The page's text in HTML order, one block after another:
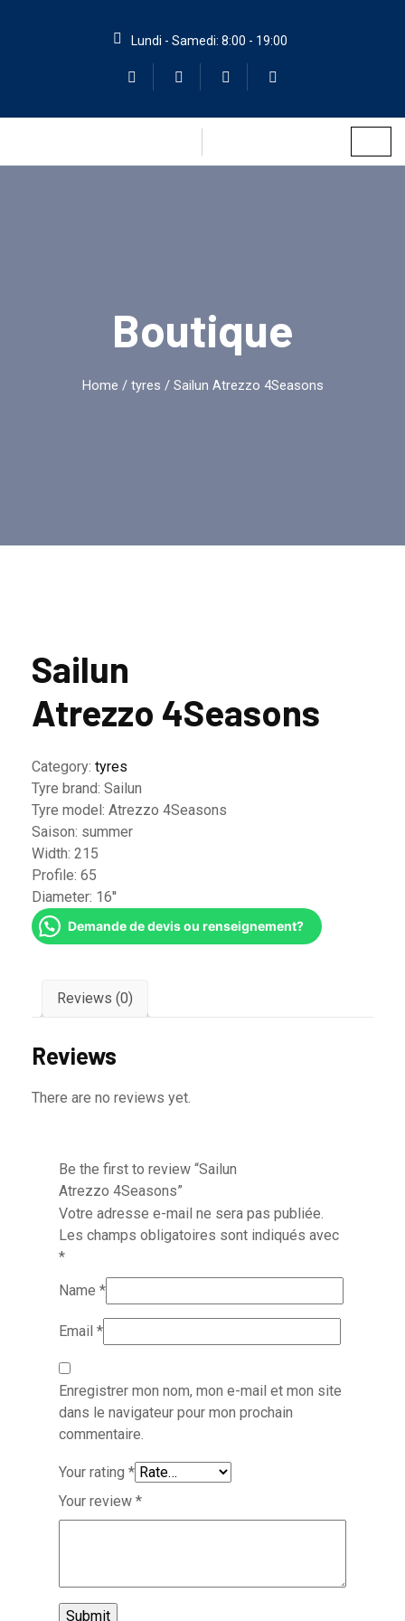
Lundi - Samedi: 8:00 - 19:00
Boutique
Home / tyres / Sailun Atrezzo 4Seasons
Sailun
Atrezzo 4Seasons
Category: tyres
Tyre brand: Sailun
Tyre model: Atrezzo 4Seasons
Saison: summer
Width: 215
Profile: 65
Diameter: 16''
Demande de devis ou renseignement?
Reviews (0)
Reviews
There are no reviews yet.
Be the first to review “Sailun
Atrezzo 4Seasons”
Votre adresse e-mail ne sera pas publiée.
Les champs obligatoires sont indiqués avec
*
Name *
Email *
Enregistrer mon nom, mon e-mail et mon site
dans le navigateur pour mon prochain
commentaire.
Your rating *
Your review *